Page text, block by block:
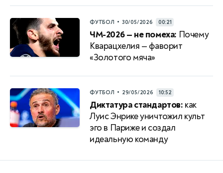
ФУТБОЛ • 30/05/2026 00:21
ЧМ-2026 — не помеха: Почему
Кварацхелия — фаворит
«Золотого мяча»
ФУТБОЛ • 29/05/2026 10:52
Диктатура стандартов: как
Луис Энрике уничтожил культ
эго в Париже и создал
идеальную команду